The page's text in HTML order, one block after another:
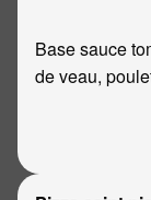
Base sauce
de veau,